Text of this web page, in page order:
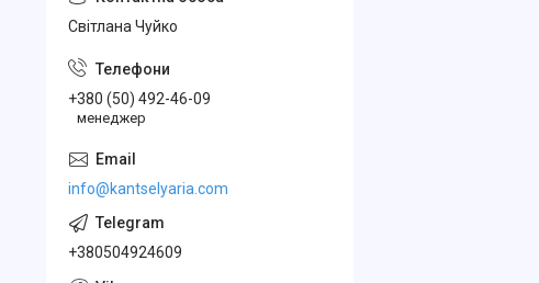
Свiтлана Чуйко
+380 (50) 492-46-09
менеджер
info@kantselyaria.com
+380504924609